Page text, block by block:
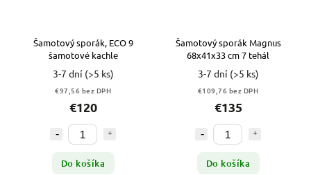
Šamotový sporák, ECO 9
šamotové kachle
3-7 dní (>5 ks)
€97,56 bez DPH
€120
Do košíka
Šamotový sporák Magnus
68x41x33 cm 7 tehál
3-7 dní (>5 ks)
€109,76 bez DPH
€135
Do košíka